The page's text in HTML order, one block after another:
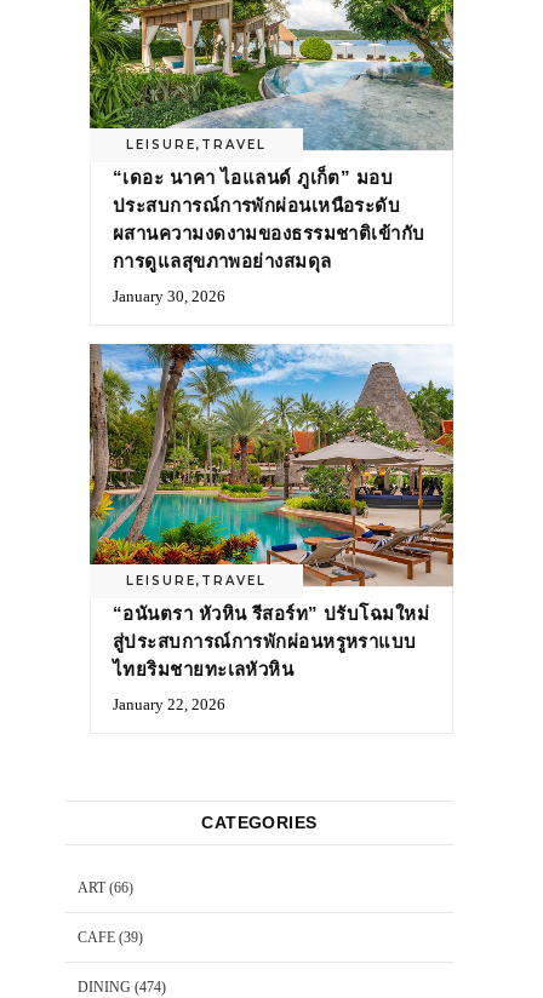
LEISURE, TRAVEL
“เดอะ นาคา ไอแลนด์ ภูเก็ต” มอบ
ประสบการณ์การพักผ่อนเหนือระดับ
ผสานความงดงามของธรรมชาติเข้ากับ
การดูแลสุขภาพอย่างสมดุล
January 30, 2026
LEISURE, TRAVEL
“อนันตรา หัวหิน รีสอร์ท” ปรับโฉมใหม่
สู่ประสบการณ์การพักผ่อนหรูหราแบบ
ไทยริมชายทะเลหัวหิน
January 22, 2026
CATEGORIES
ART(66)
CAFE (39)
DINING (474)